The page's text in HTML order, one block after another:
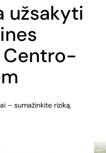
užsakyti
Centro-
– sumažinkite riziką.